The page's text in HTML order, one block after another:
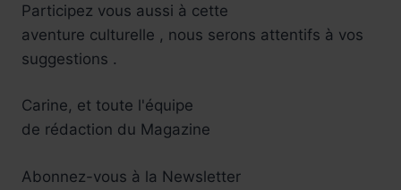
Participez vous aussi à cette
aventure culturelle , nous serons attentifs à vos
suggestions .
Carine, et toute l'équipe
de rédaction du Magazine
Abonnez-vous à la Newsletter